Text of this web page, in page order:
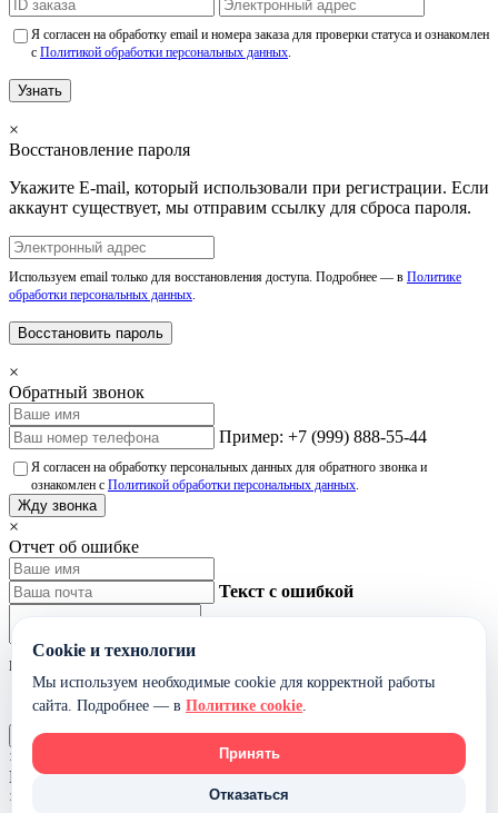
Я согласен на обработку email и номера заказа для проверки статуса и ознакомлен
с Политикой обработки персональных данных.
Узнать
×
Восстановление пароля
Укажите E-mail, который использовали при регистрации. Если
аккаунт существует, мы отправим ссылку для сброса пароля.
Используем email только для восстановления доступа. Подробнее — в Политике
обработки персональных данных.
Восстановить пароль
×
Обратный звонок
Пример: +7 (999) 888-55-44
Я согласен на обработку персональных данных для обратного звонка и
ознакомлен с Политикой обработки персональных данных.
Жду звонка
×
Отчет об ошибке
Текст с ошибкой
Не указывайте лишние персональные данные в тексте ошибки.
Я согласен на обработку данных для обработки сообщения об ошибке и
ознакомлен сПолитикой обработки персональных данных
Отправить
×
Модель в 360
×
Cookie и технологии
Мы используем необходимые cookie для корректной работы
сайта. Подробнее — в Политике cookie.
Принять
Отказаться